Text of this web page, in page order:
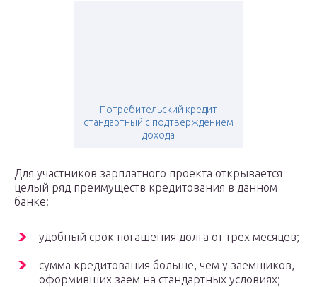
Потребительский кредит
стандартный с подтверждением
дохода
Для участников зарплатного проекта открывается
целый ряд преимуществ кредитования в данном
банке:
удобный срок погашения долга от трех месяцев;
сумма кредитования больше, чем у заемщиков,
оформивших заем на стандартных условиях;